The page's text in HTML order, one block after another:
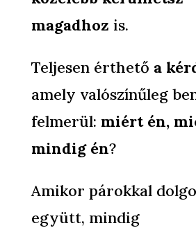
magadhoz is.
Teljesen érthető a
amely valószínűleg
felmerül: miért én,
mindig én?
Amikor párokkal
együtt, mindig